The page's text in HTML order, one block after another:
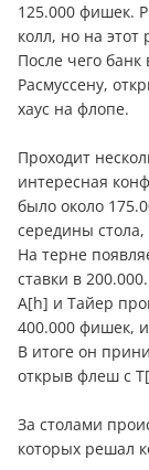
125.000 фишек.
колл, но на этот
После чего
Расмуссену,
хаус на флопе.
Проходит
интересная
было около
середины
На терне
ставки в
А[h] и Тайер
400.000 фишек,
В итоге он
открыв флеш с
За столами
которых решал